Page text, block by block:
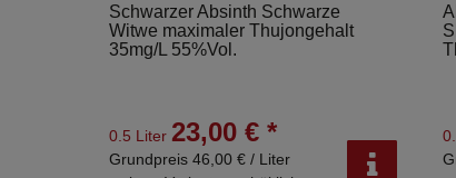
Schwarzer Absinth Schwarze
Witwe maximaler Thujongehalt
35mg/L 55%Vol.
0.5 Liter 23,00 € *
Grundpreis 46,00 € / Liter